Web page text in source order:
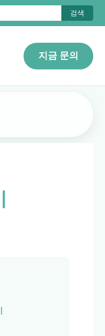
검색
지금 문의